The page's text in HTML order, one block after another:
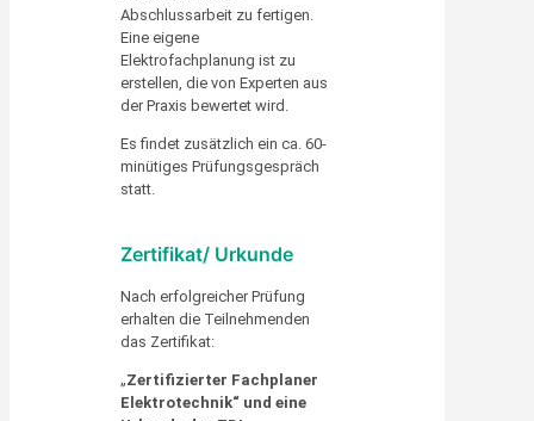
Abschlussarbeit zu fertigen.
Eine eigene
Elektrofachplanung ist zu
erstellen, die von Experten aus
der Praxis bewertet wird.
Es findet zusätzlich ein ca. 60-
minütiges Prüfungsgespräch
statt.
Zertifikat/ Urkunde
Nach erfolgreicher Prüfung
erhalten die Teilnehmenden
das Zertifikat:
„Zertifizierter Fachplaner
Elektrotechnik“ und eine